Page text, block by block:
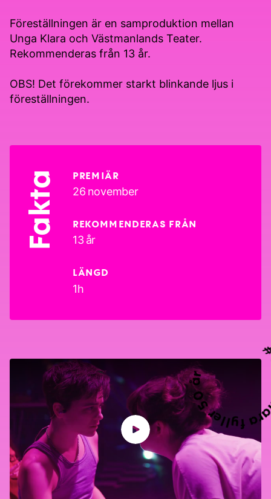
Föreställningen är en samproduktion mellan
Unga Klara och Västmanlands Teater.
Rekommenderas från 13 år.
OBS! Det förekommer starkt blinkande ljus i
föreställningen.
Fakta PREMIÄR
26 november
REKOMMENDERAS FRÅN
13 år
LÄNGD
1h
Unga Klara